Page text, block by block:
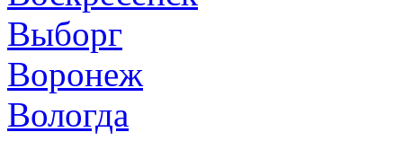
Выборг
Воронеж
Вологда